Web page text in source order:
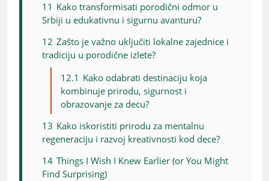
11 Kako transformisati porodični odmor u
Srbiji u edukativnu i sigurnu avanturu?
12 Zašto je važno uključiti lokalne zajednice i
tradiciju u porodične izlete?
12.1 Kako odabrati destinaciju koja
kombinuje prirodu, sigurnost i
obrazovanje za decu?
13 Kako iskoristiti prirodu za mentalnu
regeneraciju i razvoj kreativnosti kod dece?
14 Things I Wish I Knew Earlier (or You Might
Find Surprising)